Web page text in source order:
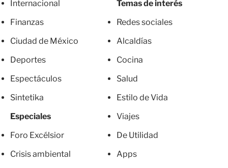
Internacional
Finanzas
Ciudad de México
Deportes
Espectáculos
Sintetika
Especiales
Foro Excélsior
Crisis ambiental
Temas de interés
Redes sociales
Alcaldías
Cocina
Salud
Estilo de Vida
Viajes
De Utilidad
Apps